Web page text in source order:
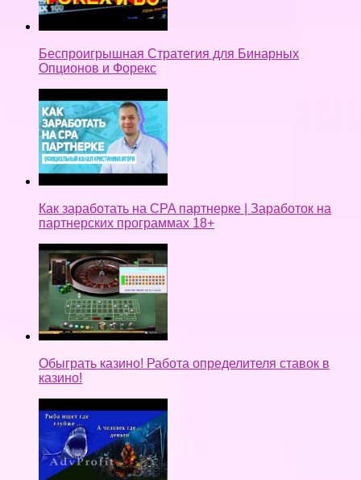
Беспроигрышная Стратегия для Бинарных
Опционов и Форекс
Как заработать на CPA партнерке | Заработок на
партнерских программах 18+
Обыграть казино! Работа определителя ставок в
казино!